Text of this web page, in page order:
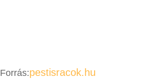
Forrás:pestisracok.hu